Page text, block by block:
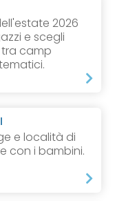
2026
e scegli
camp
e località di
con i bambini.